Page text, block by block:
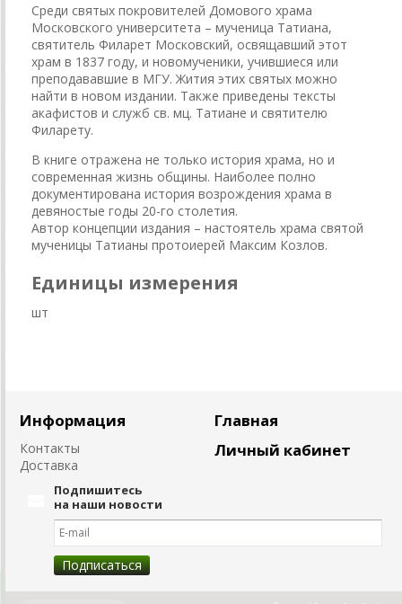
Среди святых покровителей Домового храма
Московского университета – мученица Татиана,
святитель Филарет Московский, освящавший этот
храм в 1837 году, и новомученики, учившиеся или
преподававшие в МГУ. Жития этих святых можно
найти в новом издании. Также приведены тексты
акафистов и служб св. мц. Татиане и святителю
Филарету.
В книге отражена не только история храма, но и
современная жизнь общины. Наиболее полно
документирована история возрождения храма в
девяностые годы 20-го столетия.
Автор концепции издания – настоятель храма святой
мученицы Татианы протоиерей Максим Козлов.
Единицы измерения
шт
Информация
Контакты
Доставка
Главная
Личный кабинет
Подпишитесь
на наши новости